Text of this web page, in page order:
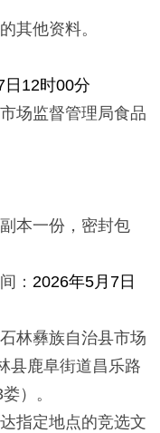
其他资料。
日 12时00分
场监督管理局食品
本一份，密封包
：2026年5月 7 日
林彝族自治县市场
县鹿阜街道昌乐路
娄） 。
指定地点的竞选文